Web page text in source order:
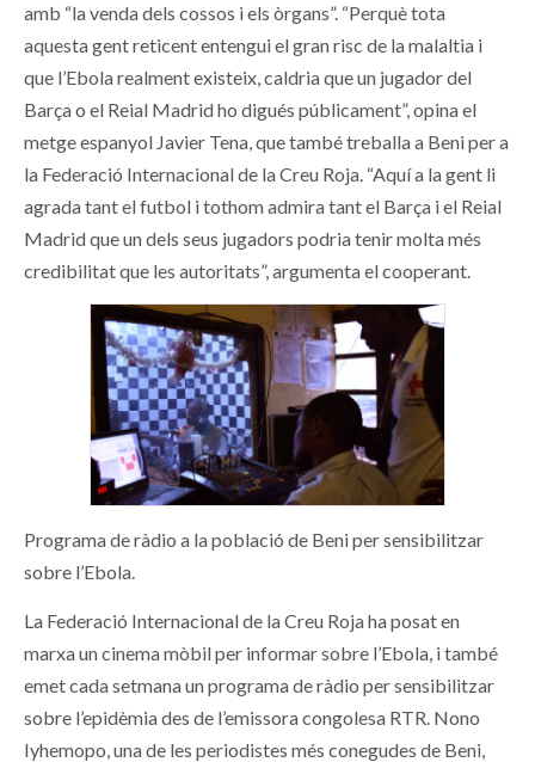
amb “la venda dels cossos i els òrgans”. “Perquè tota
aquesta gent reticent entengui el gran risc de la malaltia i
que l’Ebola realment existeix, caldria que un jugador del
Barça o el Reial Madrid ho digués públicament”, opina el
metge espanyol Javier Tena, que també treballa a Beni per a
la Federació Internacional de la Creu Roja. “Aquí a la gent li
agrada tant el futbol i tothom admira tant el Barça i el Reial
Madrid que un dels seus jugadors podria tenir molta més
credibilitat que les autoritats”, argumenta el cooperant.
Programa de ràdio a la població de Beni per sensibilitzar
sobre l’Ebola.
La Federació Internacional de la Creu Roja ha posat en
marxa un cinema mòbil per informar sobre l’Ebola, i també
emet cada setmana un programa de ràdio per sensibilitzar
sobre l’epidèmia des de l’emissora congolesa RTR. Nono
Iyhemopo, una de les periodistes més conegudes de Beni,